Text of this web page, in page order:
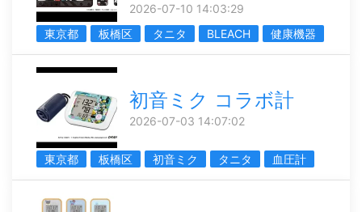
2026-07-10 14:03:29
東京都
板橋区 タニタ BLEACH 健康機器
初音ミク コラボ計
2026-07-03 14:07:02
東京都 板橋区 初音ミク タニタ 血圧計